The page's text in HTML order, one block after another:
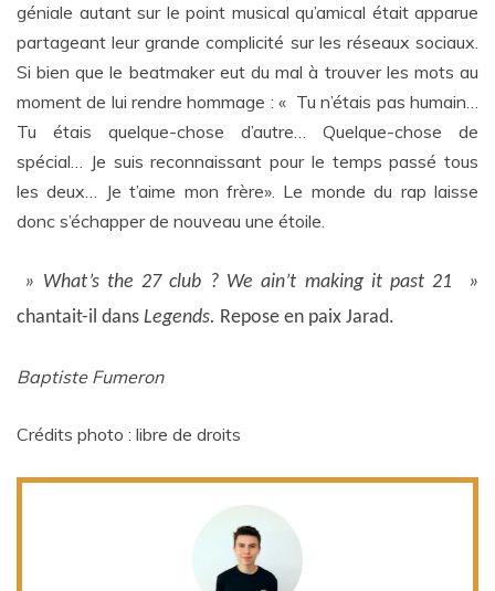
géniale autant sur le point musical qu’amical était apparue
partageant leur grande complicité sur les réseaux sociaux.
Si bien que le beatmaker eut du mal à trouver les mots au
moment de lui rendre hommage : « Tu n’étais pas humain…
Tu étais quelque-chose d’autre… Quelque-chose de
spécial… Je suis reconnaissant pour le temps passé tous
les deux… Je t’aime mon frère». Le monde du rap laisse
donc s’échapper de nouveau une étoile.
» What’s the 27 club ? We ain’t making it past 21 »
chantait-il dans Legends. Repose en paix Jarad.
Baptiste Fumeron
Crédits photo : libre de droits